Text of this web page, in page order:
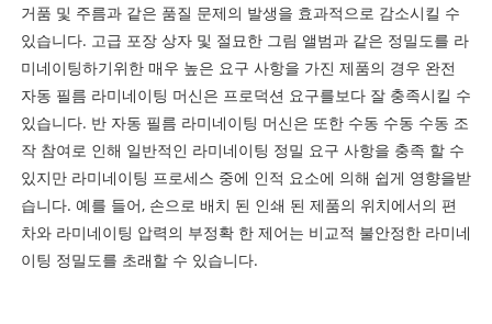
거품 및 주름과 같은 품질 문제의 발생을 효과적으로 감소시킬 수
있습니다. 고급 포장 상자 및 절묘한 그림 앨범과 같은 정밀도를 라
미네이팅하기위한 매우 높은 요구 사항을 가진 제품의 경우 완전
자동 필름 라미네이팅 머신은 프로덕션 요구를보다 잘 충족시킬 수
있습니다. 반 자동 필름 라미네이팅 머신은 또한 수동 수동 수동 조
작 참여로 인해 일반적인 라미네이팅 정밀 요구 사항을 충족 할 수
있지만 라미네이팅 프로세스 중에 인적 요소에 의해 쉽게 영향을받
습니다. 예를 들어, 손으로 배치 된 인쇄 된 제품의 위치에서의 편
차와 라미네이팅 압력의 부정확 한 제어는 비교적 불안정한 라미네
이팅 정밀도를 초래할 수 있습니다.